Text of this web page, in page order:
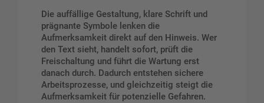
Die auffällige Gestaltung, klare Schrift und
prägnante Symbole lenken die
Aufmerksamkeit direkt auf den Hinweis. Wer
den Text sieht, handelt sofort, prüft die
Freischaltung und führt die Wartung erst
danach durch. Dadurch entstehen sichere
Arbeitsprozesse, und gleichzeitig steigt die
Aufmerksamkeit für potenzielle Gefahren.